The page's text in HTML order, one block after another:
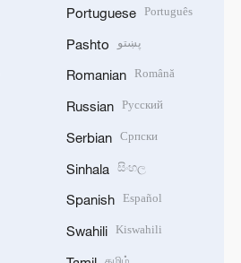
Portuguese Português
Pashto پښتو
Romanian Română
Russian Русский
Serbian Српски
Sinhala සිංහල
Spanish Español
Swahili Kiswahili